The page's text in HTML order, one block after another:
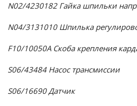
N02/4230182 Гайка шпильки
N04/3131010 Шпилька
F10/10050A Скоба крепления
S06/43484 Насос трансмиссии
S06/16690 Датчик